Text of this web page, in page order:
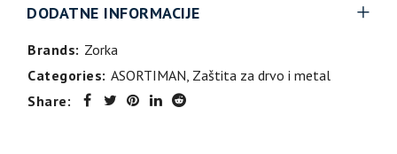
DODATNE INFORMACIJE
Brands: Zorka
Categories: ASORTIMAN, Zaštita za drvo i metal
Share: